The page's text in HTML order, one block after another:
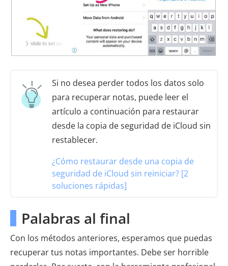
Si no desea perder todos los datos solo
para recuperar notas, puede leer el
artículo a continuación para restaurar
desde la copia de seguridad de iCloud sin
restablecer.
¿Cómo restaurar desde una copia de
seguridad de iCloud sin reiniciar? [2
soluciones rápidas]
Palabras al final
Con los métodos anteriores, esperamos que puedas
recuperar tus notas importantes. Debe ser horrible